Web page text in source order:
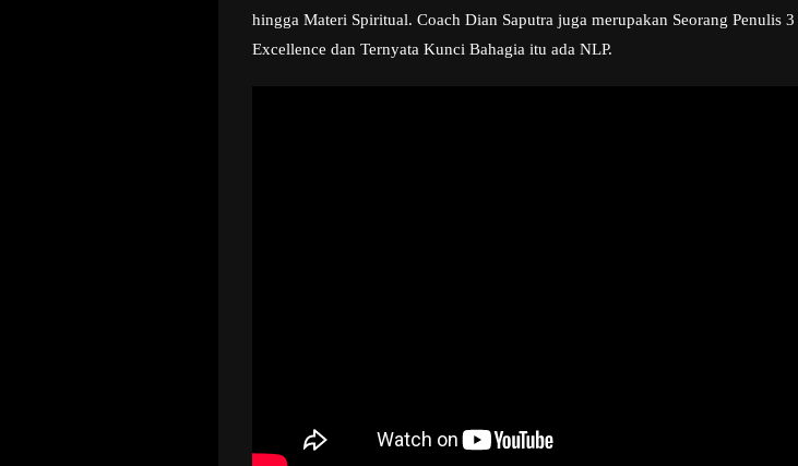
hingga Materi Spiritual. Coach Dian Saputra juga merupakan Seorang Penulis
Excellence dan Ternyata Kunci Bahagia itu ada NLP.